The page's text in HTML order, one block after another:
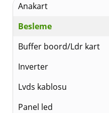
Anakart
Besleme
Buffer boord/Ldr kart
Inverter
Lvds kablosu
Panel led